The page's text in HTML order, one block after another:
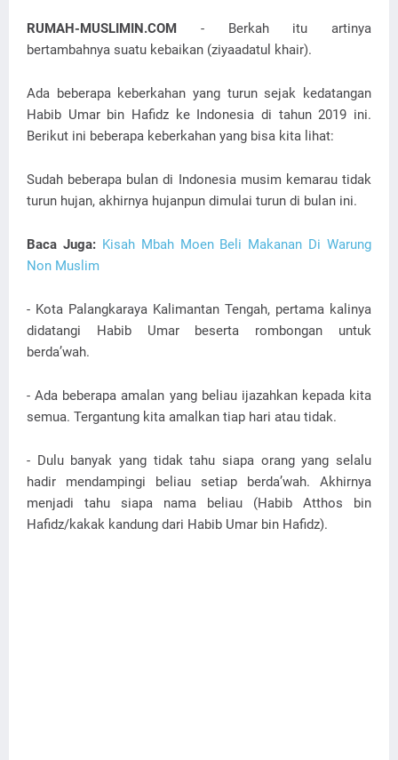
RUMAH-MUSLIMIN.COM - Berkah itu artinya
bertambahnya suatu kebaikan (ziyaadatul khair).
Ada beberapa keberkahan yang turun sejak kedatangan
Habib Umar bin Hafidz ke Indonesia di tahun 2019 ini.
Berikut ini beberapa keberkahan yang bisa kita lihat:
Sudah beberapa bulan di Indonesia musim kemarau tidak
turun hujan, akhirnya hujanpun dimulai turun di bulan ini.
Baca Juga: Kisah Mbah Moen Beli Makanan Di Warung
Non Muslim
- Kota Palangkaraya Kalimantan Tengah, pertama kalinya
didatangi Habib Umar beserta rombongan untuk
berda’wah.
- Ada beberapa amalan yang beliau ijazahkan kepada kita
semua. Tergantung kita amalkan tiap hari atau tidak.
- Dulu banyak yang tidak tahu siapa orang yang selalu
hadir mendampingi beliau setiap berda’wah. Akhirnya
menjadi tahu siapa nama beliau (Habib Atthos bin
Hafidz/kakak kandung dari Habib Umar bin Hafidz).